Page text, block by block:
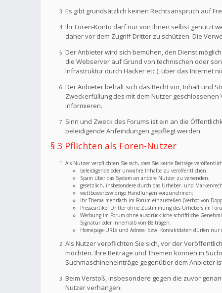
Es gibt grundsätzlich keinen Rechtsanspruch auf
Ihr Foren-Konto darf nur von Ihnen selbst genutzt
daher vor dem Zugriff Dritter zu schützen. Die
Der Anbieter wird sich bemühen, den Dienst
die Webserver auf Grund von technischen oder
Infrastruktur durch Hacker etc.), über das Internet
Der Anbieter behält sich das Recht vor, Inhalt und
Zweckerfüllung des mit dem Nutzer
informieren.
Sinn und Zweck des Forums ist ein an die
beleidigende Anfeindungen gepflegt werden.
§ 3 Pflichten als Foren-Nutzer
Als Nutzer verpflichten Sie sich, dass Sie keine Beiträge
beleidigende oder unwahre Inhalte zu veröffentlichen;
Spam über das System an andere Nutzer zu versenden;
gesetzlich, insbesondere durch das Urheber- und
wettbewerbswidrige Handlungen vorzunehmen;
Ihr Thema mehrfach im Forum einzustellen (Verbot von
Presseartikel Dritter ohne Zustimmung des Urhebers im
Werbung im Forum ohne ausdrückliche schriftliche
Signatur oder innerhalb von Beiträgen.
Homepage-URLs und Adress- bzw. Kontaktdaten dürfen
Als Nutzer verpflichten Sie sich, vor der
möchten. Ihre Beiträge und Themen können in
Suchmaschineneinträge gegenüber dem Anbieter
Beim Verstoß, insbesondere gegen die zuvor
Nutzer verhängen: